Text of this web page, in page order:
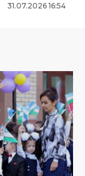
31.07.2026 16:54